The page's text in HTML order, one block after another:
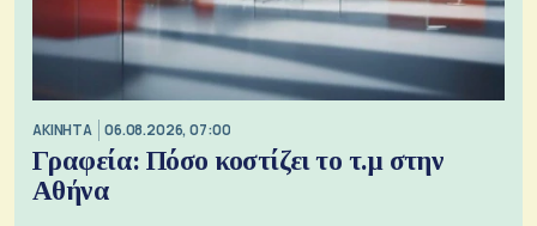
ΑΚΙΝΗΤΑ 06.08.2026, 07:00
Γραφεία: Πόσο κοστίζει το τ.μ στην
Αθήνα